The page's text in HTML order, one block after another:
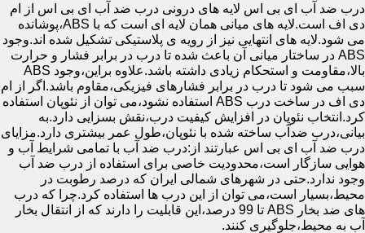
درب ضد آب ای بی اس لایه های درونی درب ضد آب ای بی اس از ام
دی اف است.لایه های میانی همان لایه ای است که با ABS،پوشانده
می شود.لایه های انتهایی نیز از رویه ی پلاستیکی تشکیل شده اند.وجود
ABS در ساختار میانی آن باعث شده تا درب در برابر فشار و حرارت
بالا،مقاومت و استحکام زیادی داشته باشد.علاوه براین،وجود ABS
سبب می شود تا درب در برابر فشارهای فیزیکی،مقاوم باشد.اگر از ام
دی اف در ساخت درب ABS استفاده نشود،می توان از نئوپان استفاده
کرد.انتخاب نئوپان در افزایش کیفیت درب،نقش بسزایی دارد.به
بیانی،درب ضدآب ساخته شده با نئوپان،طول عمر بیشتری دارد.مزایای
درب ضد آب ای بی اس عبارتند از:درب ضد آب با تمامی شرایط آب و
هوایی سازگار است،محدودیت خاصی برای استفاده از درب ضد آب
وجود ندارد.حتی در شهرهای شمالی ایران که درصد رطوبت در
محیط،بسیار است،می توان از این درب ها استفاده کرد.چرا که درب
های ضد بخار ABS تا 99 درصد،این قابلیت را دارند که از انتقال بخار
آب به محیط،جلوگیری کنند.